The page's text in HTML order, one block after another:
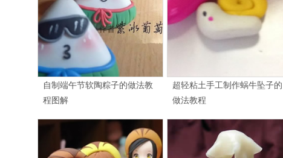
自制端午节软陶粽子的做法教
程图解
超轻粘土手工制作蜗牛坠子的
做法教程